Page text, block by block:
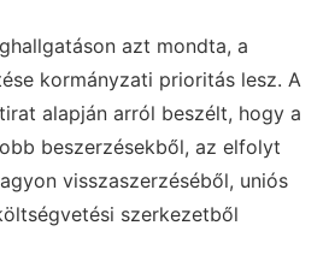
azt mondta, a
kormányzati prioritás lesz. A
alapján arról beszélt, hogy a
beszerzésekből, az elfolyt
visszaszerzéséből, uniós
szerkezetből